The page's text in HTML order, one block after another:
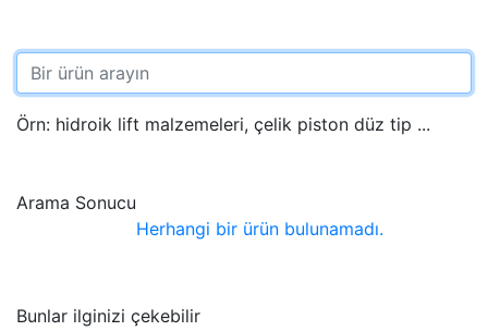
Örn: hidroik lift malzemeleri, çelik piston düz tip ...
Arama Sonucu
Herhangi bir ürün bulunamadı.
Bunlar ilginizi çekebilir